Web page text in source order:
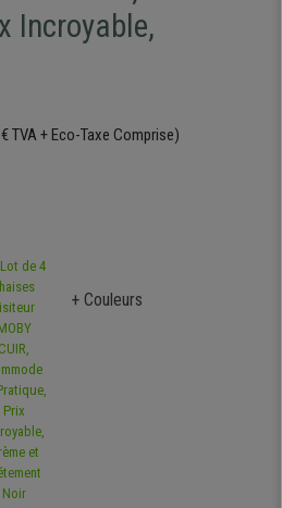
Incroyable,
TVA + Eco-Taxe Comprise)
+ Couleurs